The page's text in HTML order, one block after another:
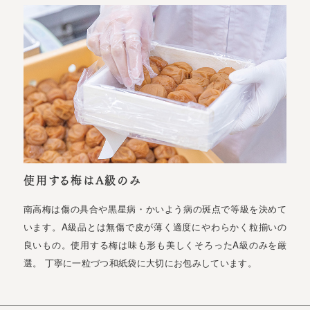
使用する梅はA級のみ
南高梅は傷の具合や黒星病・かいよう病の斑点で等級を決めて
います。A級品とは無傷で皮が薄く適度にやわらかく粒揃いの
良いもの。使用する梅は味も形も美しくそろったA級のみを厳
選。 丁寧に一粒づつ和紙袋に大切にお包みしています。